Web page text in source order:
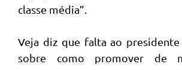
classe média”.
Veja diz que falta ao presidente
sobre como promover de